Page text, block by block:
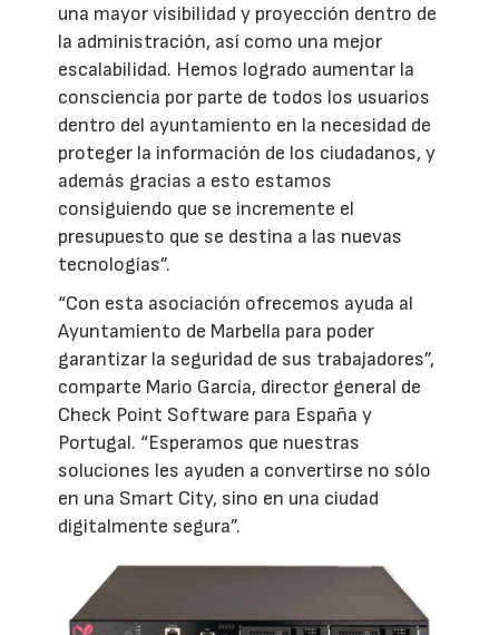
una mayor visibilidad y proyección dentro de
la administración, así como una mejor
escalabilidad. Hemos logrado aumentar la
consciencia por parte de todos los usuarios
dentro del ayuntamiento en la necesidad de
proteger la información de los ciudadanos, y
además gracias a esto estamos
consiguiendo que se incremente el
presupuesto que se destina a las nuevas
tecnologías”.
“Con esta asociación ofrecemos ayuda al
Ayuntamiento de Marbella para poder
garantizar la seguridad de sus trabajadores”,
comparte Mario García, director general de
Check Point Software para España y
Portugal. “Esperamos que nuestras
soluciones les ayuden a convertirse no sólo
en una Smart City, sino en una ciudad
digitalmente segura”.